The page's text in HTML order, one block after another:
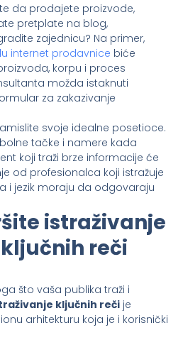
da prodajete proizvode,
pretplate na blog,
zajednicu? Na primer,
internet prodavnice biće
korpu i proces
možda istaknuti
za zakazivanje
svoje idealne posetioce.
tačke i namere kada
koji traži brze informacije će
od profesionalca koji istražuje
i jezik moraju da odgovaraju
istraživanje
reči
što vaša publika traži i
ključnih reči je
arhitekturu koja je i korisnički